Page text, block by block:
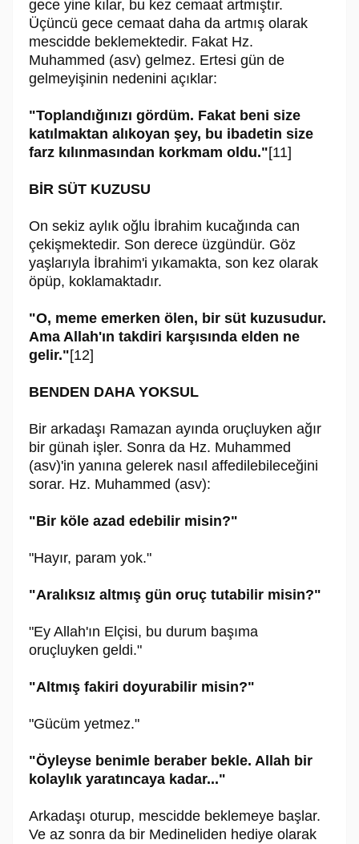
gece yine kılar, bu kez cemaat artmıştır.
Üçüncü gece cemaat daha da artmış olarak
mescidde beklemektedir. Fakat Hz.
Muhammed (asv) gelmez. Ertesi gün de
gelmeyişinin nedenini açıklar:
"Toplandığınızı gördüm. Fakat beni size
katılmaktan alıkoyan şey, bu ibadetin size
farz kılınmasından korkmam oldu."[11]
BİR SÜT KUZUSU
On sekiz aylık oğlu İbrahim kucağında can
çekişmektedir. Son derece üzgündür. Göz
yaşlarıyla İbrahim'i yıkamakta, son kez olarak
öpüp, koklamaktadır.
"O, meme emerken ölen, bir süt kuzusudur.
Ama Allah'ın takdiri karşısında elden ne
gelir."[12]
BENDEN DAHA YOKSUL
Bir arkadaşı Ramazan ayında oruçluyken ağır
bir günah işler. Sonra da Hz. Muhammed
(asv)'in yanına gelerek nasıl affedilebileceğini
sorar. Hz. Muhammed (asv):
"Bir köle azad edebilir misin?"
"Hayır, param yok."
"Aralıksız altmış gün oruç tutabilir misin?"
"Ey Allah'ın Elçisi, bu durum başıma
oruçluyken geldi."
"Altmış fakiri doyurabilir misin?"
"Gücüm yetmez."
"Öyleyse benimle beraber bekle. Allah bir
kolaylık yaratıncaya kadar..."
Arkadaşı oturup, mescidde beklemeye başlar.
Ve az sonra da bir Medineliden hediye olarak